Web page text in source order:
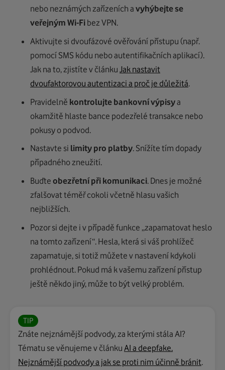
nebo neznámých zařízeních a vyhýbejte se
veřejným Wi-Fi bez VPN.
Aktivujte si dvoufázové ověřování přístupu (např.
pomocí SMS kódu nebo autentifikačních aplikací).
Jak na to, zjistíte v článku Jak nastavit
dvoufaktorovou autentizaci a proč je důležitá.
Pravidelně kontrolujte bankovní výpisya
okamžitě hlaste bance podezřelé transakce nebo
pokusy o podvod.
Nastavte si limity pro platby. Snížíte tím dopady
případného zneužití.
Buďte obezřetní při komunikaci. Dnes je možné
zfalšovat téměř cokoli včetně hlasu vašich
nejbližších.
Pozor si dejte i v případě funkce „zapamatovat heslo
na tomto zařízení“. Hesla, která si váš prohlížeč
zapamatuje, si totiž můžete v nastavení kdykoli
prohlédnout. Pokud má k vašemu zařízení přístup
ještě někdo jiný, může to být velký problém.
TIP
Znáte nejznámější podvody, za kterými stála AI?
Tématu se věnujeme v článku AI a deepfake.
Nejznámější podvody a jak se proti nim účinně bránit.